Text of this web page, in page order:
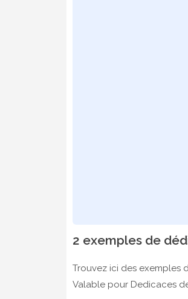
2 exemples de
Trouvez ici des exemples
Valable pour Dedicaces